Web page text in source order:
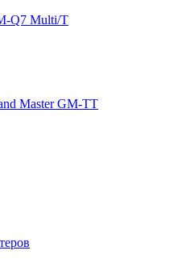
Q7 Multi/T
Master GM-TT